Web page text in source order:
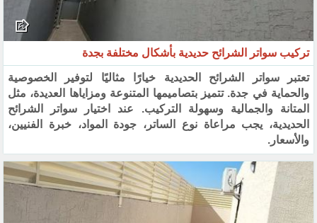
تركيب سواتر الشرائح حديدية بأشكال مختلفة بجدة
تعتبر سواتر الشرائح الحديدية خيارًا مثاليًا لتوفير الخصوصية
والحماية في جدة. تتميز بتصاميمها المتنوعة ومزاياها العديدة، مثل
المتانة والجمالية وسهولة التركيب. عند اختيار سواتر الشرائح
الحديدية، يجب مراعاة نوع الساتر، جودة المواد، خبرة الفنيين،
والأسعار.